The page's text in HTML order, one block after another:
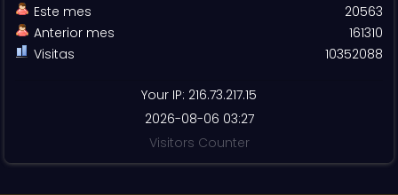
Este mes
Anterior mes
Visitas
20563
161310
10352088
Your IP: 216.73.217.15
2026-08-06 03:27
Visitors Counter